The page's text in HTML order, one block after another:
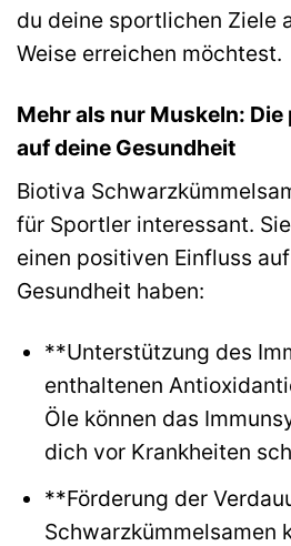
du deine sportlichen Ziele
Weise erreichen möchtest.
Mehr als nur Muskeln:
auf deine Gesundheit
Biotiva
für Sportler interessant.
einen positiven Einfluss
Gesundheit haben:
**Unterstützung des
enthaltenen
Öle können das
dich vor Krankheiten
**Förderung der
Schwarzkümmelsamen